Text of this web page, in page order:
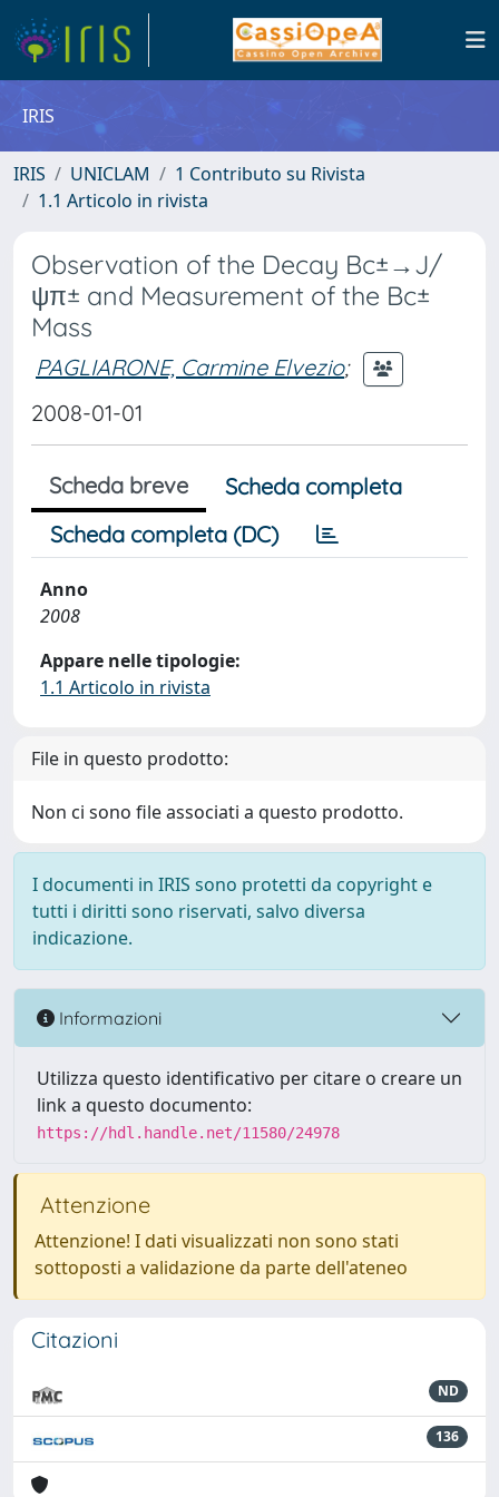
IRIS
IRIS UNICLAM
1 Contributo su Rivista
1.1 Articolo in rivista
Observation of the Decay Bc±→J/
ψπ± and Measurement of the Bc±
Mass
PAGLIARONE, Carmine Elvezio;
2008-01-01
Scheda breve
Scheda completa
Scheda completa (DC)
Anno
2008
Appare nelle tipologie:
1.1 Articolo in rivista
File in questo prodotto:
Non ci sono file associati a questo prodotto.
I documenti in IRIS sono protetti da copyright e
tutti i diritti sono riservati, salvo diversa
indicazione.
Informazioni
Utilizza questo identificativo per citare o creare un
link a questo documento:
https://hdl.handle.net/11580/24978
Attenzione
Attenzione! I dati visualizzati non sono stati
sottoposti a validazione da parte dell'ateneo
Citazioni
ND
136